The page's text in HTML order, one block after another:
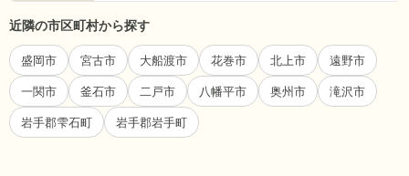
近隣の市区町村から探す
盛岡市 宮古市 大船渡市 花巻市 北上市 遠野市
一関市 釜石市 二戸市 八幡平市 奥州市 滝沢市
岩手郡雫石町 岩手郡岩手町